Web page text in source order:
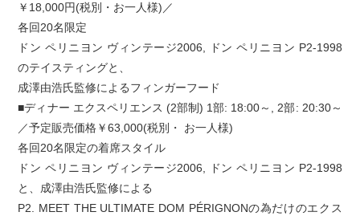
￥18,000円(税別・お一人様)／
各回20名限定
ドン ペリニヨン ヴィンテージ2006, ドン ペリニヨン P2-1998
のテイスティングと、
成澤由浩氏監修によるフィンガーフード
■ディナー エクスペリエンス (2部制) 1部: 18:00～, 2部: 20:30～
／予定販売価格￥63,000(税別・ お一人様)
各回20名限定の着席スタイル
ドン ペリニヨン ヴィンテージ2006, ドン ペリニヨン P2-1998
と、成澤由浩氏監修による
P2. MEET THE ULTIMATE DOM PÉRIGNONの為だけのエクス